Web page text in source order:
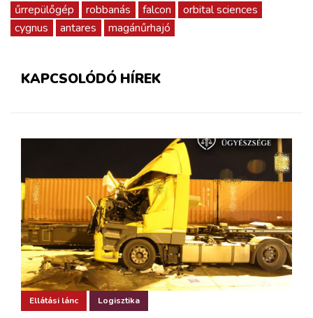
űrrepülőgép
robbanás falcon
orbital sciences
cygnus
antares magánűrhajó
KAPCSOLÓDÓ HÍREK
Ellátási lánc Logisztika